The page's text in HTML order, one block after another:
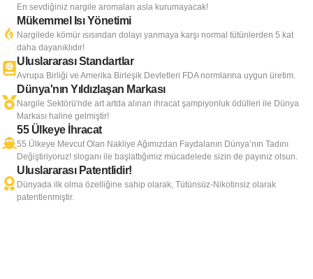
En sevdiğiniz nargile aromaları asla kurumayacak!
Mükemmel Isı Yönetimi
Nargilede kömür ısısından dolayı yanmaya karşı normal tütünlerden 5 kat
daha dayanıklıdır!
Uluslararası Standartlar
Avrupa Birliği ve Amerika Birleşik Devletleri FDA normlarına uygun üretim.
Dünya'nın Yıldızlaşan Markası
Nargile Sektörü'nde art artda alınan ihracat şampiyonluk ödülleri ile Dünya
Markası haline gelmiştir!
55 Ülkeye İhracat
55 Ülkeye Mevcut Olan Nakliye Ağımızdan Faydalanın Dünya’nın Tadını
Değiştiriyoruz! sloganı ile başlattığımız mücadelede sizin de payınız olsun.
Uluslararası Patentlidir!
Dünyada ilk olma özelliğine sahip olarak, Tütünsüz-Nikotinsiz olarak
patentlenmiştir.